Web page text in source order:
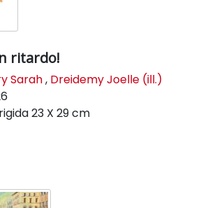
ritardo!
Sarah, Dreidemy Joelle (ill.)
23 X 29 cm